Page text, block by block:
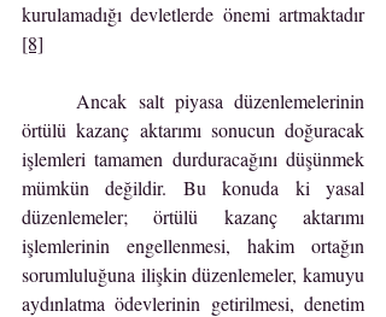
kurulamadığı devletlerde önemi artmaktadır
[8]
örtülü kazanç aktarımı sonucun doğuracak
işlemleri tamamen durduracağını düşünmek
mümkün değildir. Bu konuda ki yasal
düzenlemeler; örtülü kazanç aktarımı
işlemlerinin engellenmesi, hakim ortağın
sorumluluğuna ilişkin düzenlemeler, kamuyu
aydınlatma ödevlerinin getirilmesi, denetim